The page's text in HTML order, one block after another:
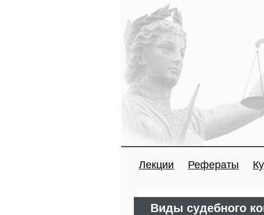
Лекции Рефераты
Виды судебного